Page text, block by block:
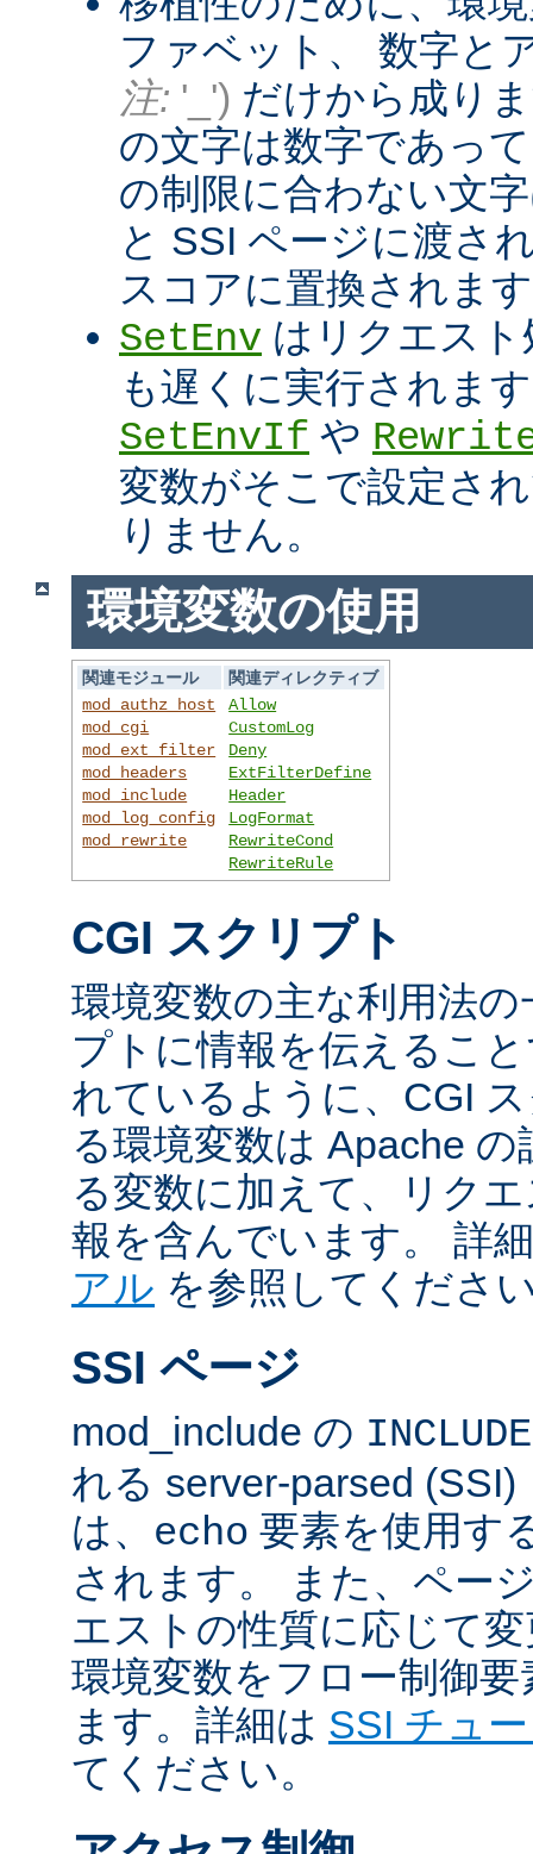
ファベット、 数字と
注: '_') だけから成り
の文字は数字であっ
の制限に合わない文
と SSI ページに渡さ
スコアに置換されま
SetEnv はリクエス
も遅くに実行されま
SetEnvIf や
変数がそこで設定さ
りません。
環境変数の使用
関連モジュール
関連ディレクティブ
mod_authz_host
mod_cgi
mod_ext_filter
mod_headers
mod_include
mod_log_config
mod_rewrite
Allow
CustomLog
Deny
ExtFilterDefine
Header
LogFormat
RewriteCond
RewriteRule
CGI スクリプト
環境変数の主な利用法
プトに情報を伝えるこ
れているように、CGI
る環境変数は Apache
る変数に加えて、リク
報を含んでいます。 詳
アル を参照してくださ
SSI ページ
mod_include の
れる server-parsed
は、 echo 要素を使用す
されます。 また、ペー
エストの性質に応じて
環境変数をフロー制御
ます。詳細は SSI チュ
てください。